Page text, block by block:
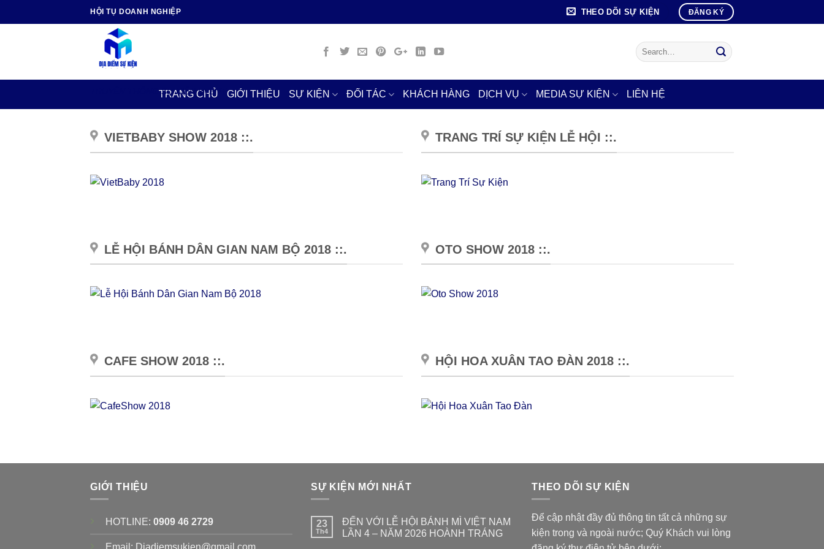
to
HỘI TỤ DOANH NGHIỆP THEO DÕI SỰ KIỆN ĐĂNG KÝ
TRUYỀN THÔNG SỰ KIỆN EVENT
TRANG CHỦ GIỚI THIỆU SỰ KIỆN ĐỐI TÁC KHÁCH HÀNG DỊCH VỤ MEDIA SỰ KIỆN LIÊN HỆ
VIETBABY SHOW 2018 ::. TRANG TRÍ SỰ KIỆN LỄ HỘI ::.
LỄ HỘI BÁNH DÂN GIAN NAM BỘ 2018 ::. OTO SHOW 2018 ::.
CAFE SHOW 2018 ::. HỘI HOA XUÂN TAO ĐÀN 2018 ::.
GIỚI THIỆU
HOTLINE: 0909 46 2729
SỰ KIỆN MỚI NHẤT
23
Th4
ĐẾN VỚI LỄ HỘI BÁNH MÌ VIỆT NAM
LẦN 4 – NĂM 2026 HOÀNH TRÁNG
THEO DÕI SỰ KIỆN
Để cập nhật đầy đủ thông tin tất cả những sự
kiện trong và ngoài nước; Quý Khách vui lòng